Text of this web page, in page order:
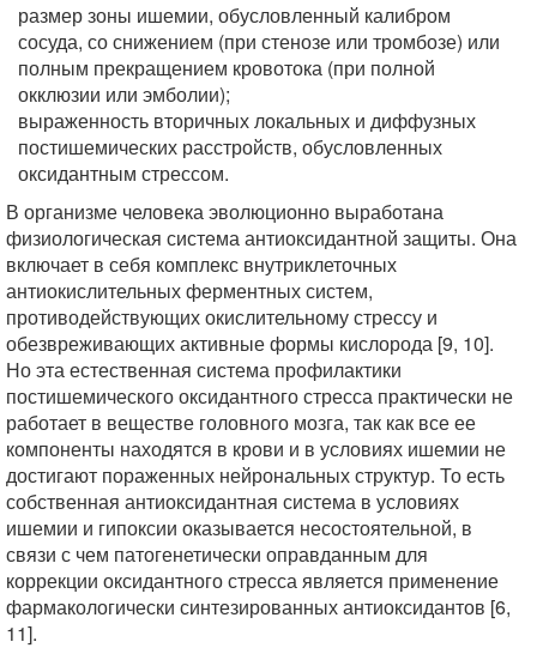
размер зоны ишемии, обусловленный калибром
сосуда, со снижением (при стенозе или тромбозе) или
полным прекращением кровотока (при полной
окклюзии или эмболии);
выраженность вторичных локальных и диффузных
постишемических расстройств, обусловленных
оксидантным стрессом.
В организме человека эволюционно выработана
физиологическая система антиоксидантной защиты. Она
включает в себя комплекс внутриклеточных
антиокислительных ферментных систем,
противодействующих окислительному стрессу и
обезвреживающих активные формы кислорода [9, 10].
Но эта естественная система профилактики
постишемического оксидантного стресса практически не
работает в веществе головного мозга, так как все ее
компоненты находятся в крови и в условиях ишемии не
достигают пораженных нейрональных структур. То есть
собственная антиоксидантная система в условиях
ишемии и гипоксии оказывается несостоятельной, в
связи с чем патогенетически оправданным для
коррекции оксидантного стресса является применение
фармакологически синтезированных антиоксидантов [6,
11].